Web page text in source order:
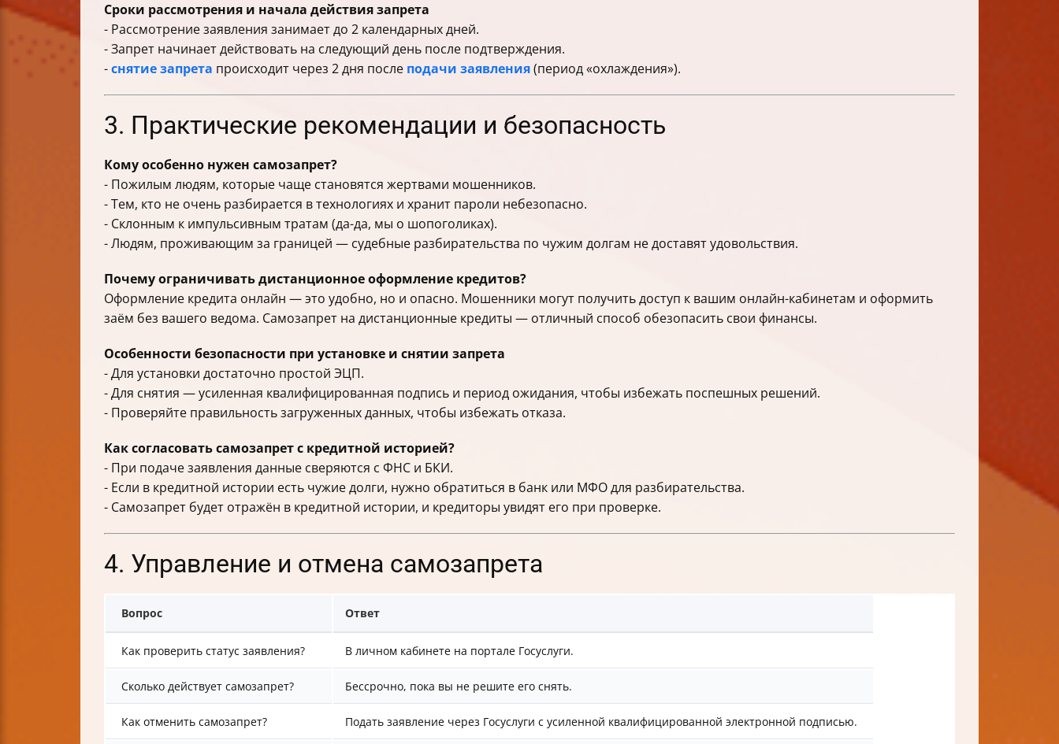
Сроки рассмотрения и начала действия запрета
- Рассмотрение заявления занимает до 2 календарных дней.
- Запрет начинает действовать на следующий день после подтверждения.
-снятие запрета происходит через 2 дня после подачи заявления(период «охлаждения»).
3. Практические рекомендации и безопасность
Кому особенно нужен самозапрет?
- Пожилым людям, которые чаще становятся жертвами мошенников.
- Тем, кто не очень разбирается в технологиях и хранит пароли небезопасно.
- Склонным к импульсивным тратам (да-да, мы о шопоголиках).
- Людям, проживающим за границей — судебные разбирательства по чужим долгам не доставят удовольствия.
Почему ограничивать дистанционное оформление кредитов?
Оформление кредита онлайн — это удобно, но и опасно. Мошенники могут получить доступ к вашим онлайн-кабинетам и оформить
заём без вашего ведома. Самозапрет на дистанционные кредиты — отличный способ обезопасить свои финансы.
Особенности безопасности при установке и снятии запрета
- Для установки достаточно простой ЭЦП.
- Для снятия — усиленная квалифицированная подпись и период ожидания, чтобы избежать поспешных решений.
- Проверяйте правильность загруженных данных, чтобы избежать отказа.
Как согласовать самозапрет с кредитной историей?
- При подаче заявления данные сверяются с ФНС и БКИ.
- Если в кредитной истории есть чужие долги, нужно обратиться в банк или МФО для разбирательства.
- Самозапрет будет отражён в кредитной истории, и кредиторы увидят его при проверке.
4. Управление и отмена самозапрета
Вопрос Ответ
Как проверить статус заявления? В личном кабинете на портале Госуслуги.
Сколько действует самозапрет? Бессрочно, пока вы не решите его снять.
Как отменить самозапрет? Подать заявление через Госуслуги с усиленной квалифицированной электронной подписью.